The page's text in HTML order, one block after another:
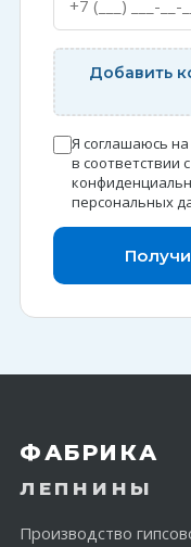
Добавить
Я соглашаюсь
в соответствии
персональных
ФАБРИКА
ЛЕПНИНЫ
Производство